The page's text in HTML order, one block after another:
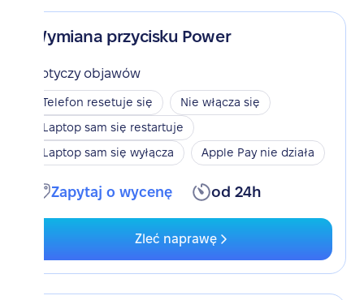
Wymiana przycisku Power
Dotyczy objawów
Telefon resetuje się
Nie włącza się
Laptop sam się restartuje
Laptop sam się wyłącza
Apple Pay nie działa
Zapytaj o wycenę od 24h
Zleć naprawę